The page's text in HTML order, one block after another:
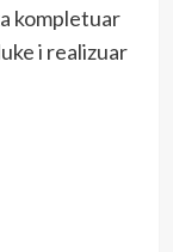
kompletuar
i realizuar